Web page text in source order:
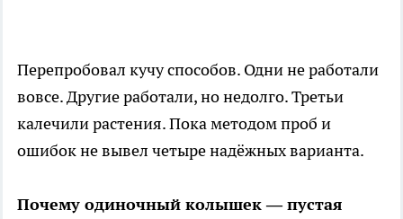
Перепробовал кучу способов. Одни не работали
вовсе. Другие работали, но недолго. Третьи
калечили растения. Пока методом проб и
ошибок не вывел четыре надёжных варианта.
Почему одиночный колышек — пустая